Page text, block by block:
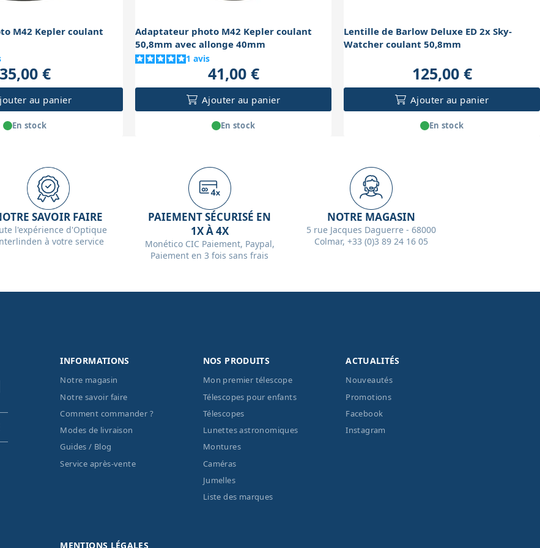
M42 Kepler coulant
35,00 €
au panier
En stock
Adaptateur photo M42 Kepler coulant
50,8mm avec allonge 40mm
1 avis
41,00 €
Ajouter au panier
En stock
Lentille de Barlow Deluxe ED 2x Sky-
Watcher coulant 50,8mm
125,00 €
Ajouter au panier
En stock
SAVOIR FAIRE
l'expérience d'Optique
à votre service
PAIEMENT SÉCURISÉ EN
1X À 4X
Monético CIC Paiement, Paypal,
Paiement en 3 fois sans frais
NOTRE MAGASIN
5 rue Jacques Daguerre - 68000
Colmar, +33 (0)3 89 24 16 05
INFORMATIONS
Notre magasin
Notre savoir faire
Comment commander ?
Modes de livraison
Guides / Blog
Service après-vente
NOS PRODUITS
Mon premier télescope
Télescopes pour enfants
Télescopes
Lunettes astronomiques
Montures
Caméras
Jumelles
Liste des marques
ACTUALITÉS
Nouveautés
Promotions
Facebook
Instagram
MENTIONS LÉGALES